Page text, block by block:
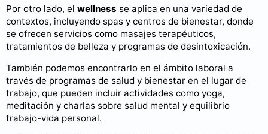
Por otro lado, el wellness se aplica en una variedad de
contextos, incluyendo spas y centros de bienestar, donde
se ofrecen servicios como masajes terapéuticos,
tratamientos de belleza y programas de desintoxicación.
También podemos encontrarlo en el ámbito laboral a
través de programas de salud y bienestar en el lugar de
trabajo, que pueden incluir actividades como yoga,
meditación y charlas sobre salud mental y equilibrio
trabajo-vida personal.